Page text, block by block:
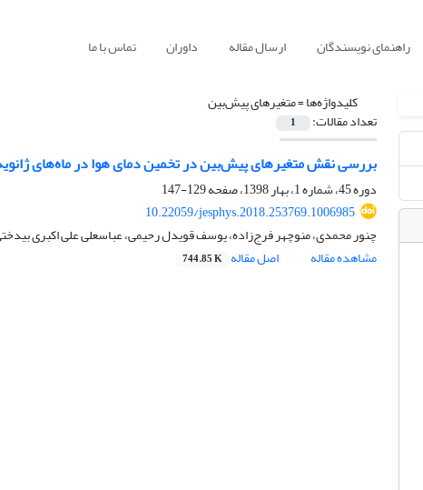
راهنمای نویسندگان ارسال مقاله داوران تماس با ما
کلیدواژه‌ها =متغیرهای پیش‌بین
تعداد مقالات: 1
بررسی نقش متغیرهای پیش‌بین در تخمین دمای هوا در ماه‌های
دوره 45، شماره 1، بهار 1398، صفحه
129-147
10.22059/jesphys.2018.253769.1006985
چنور محمدی، منوچهر فرج‌زاده، یوسف قویدل رحیمی، عباسعلی علی اکبری
مشاهده مقاله
اصل مقاله 744.85 K